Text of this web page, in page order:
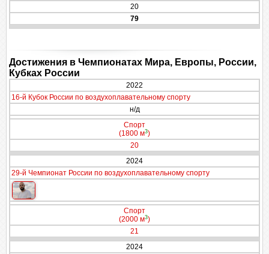
20
79
Достижения в Чемпионатах Мира, Европы, России,
Кубках России
2022
16-й Кубок России по воздухоплавательному спорту
н/д
Спорт
(1800 м3)
20
2024
29-й Чемпионат России по воздухоплавательному спорту
Спорт
(2000 м3)
21
2024